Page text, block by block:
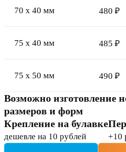
70 x 40 мм 480 ₽
75 x 40 мм 485 ₽
75 x 50 мм 490 ₽
Возможно изготовление
размеров и форм
Крепление на булавке
дешевле на 10 рублей +10